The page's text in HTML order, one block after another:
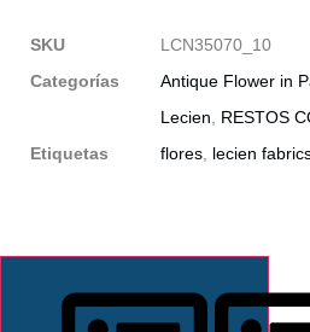
SKU
LCN35070_10
Categorías
Antique Flower in
Lecien
RESTOS
Etiquetas
flores lecien